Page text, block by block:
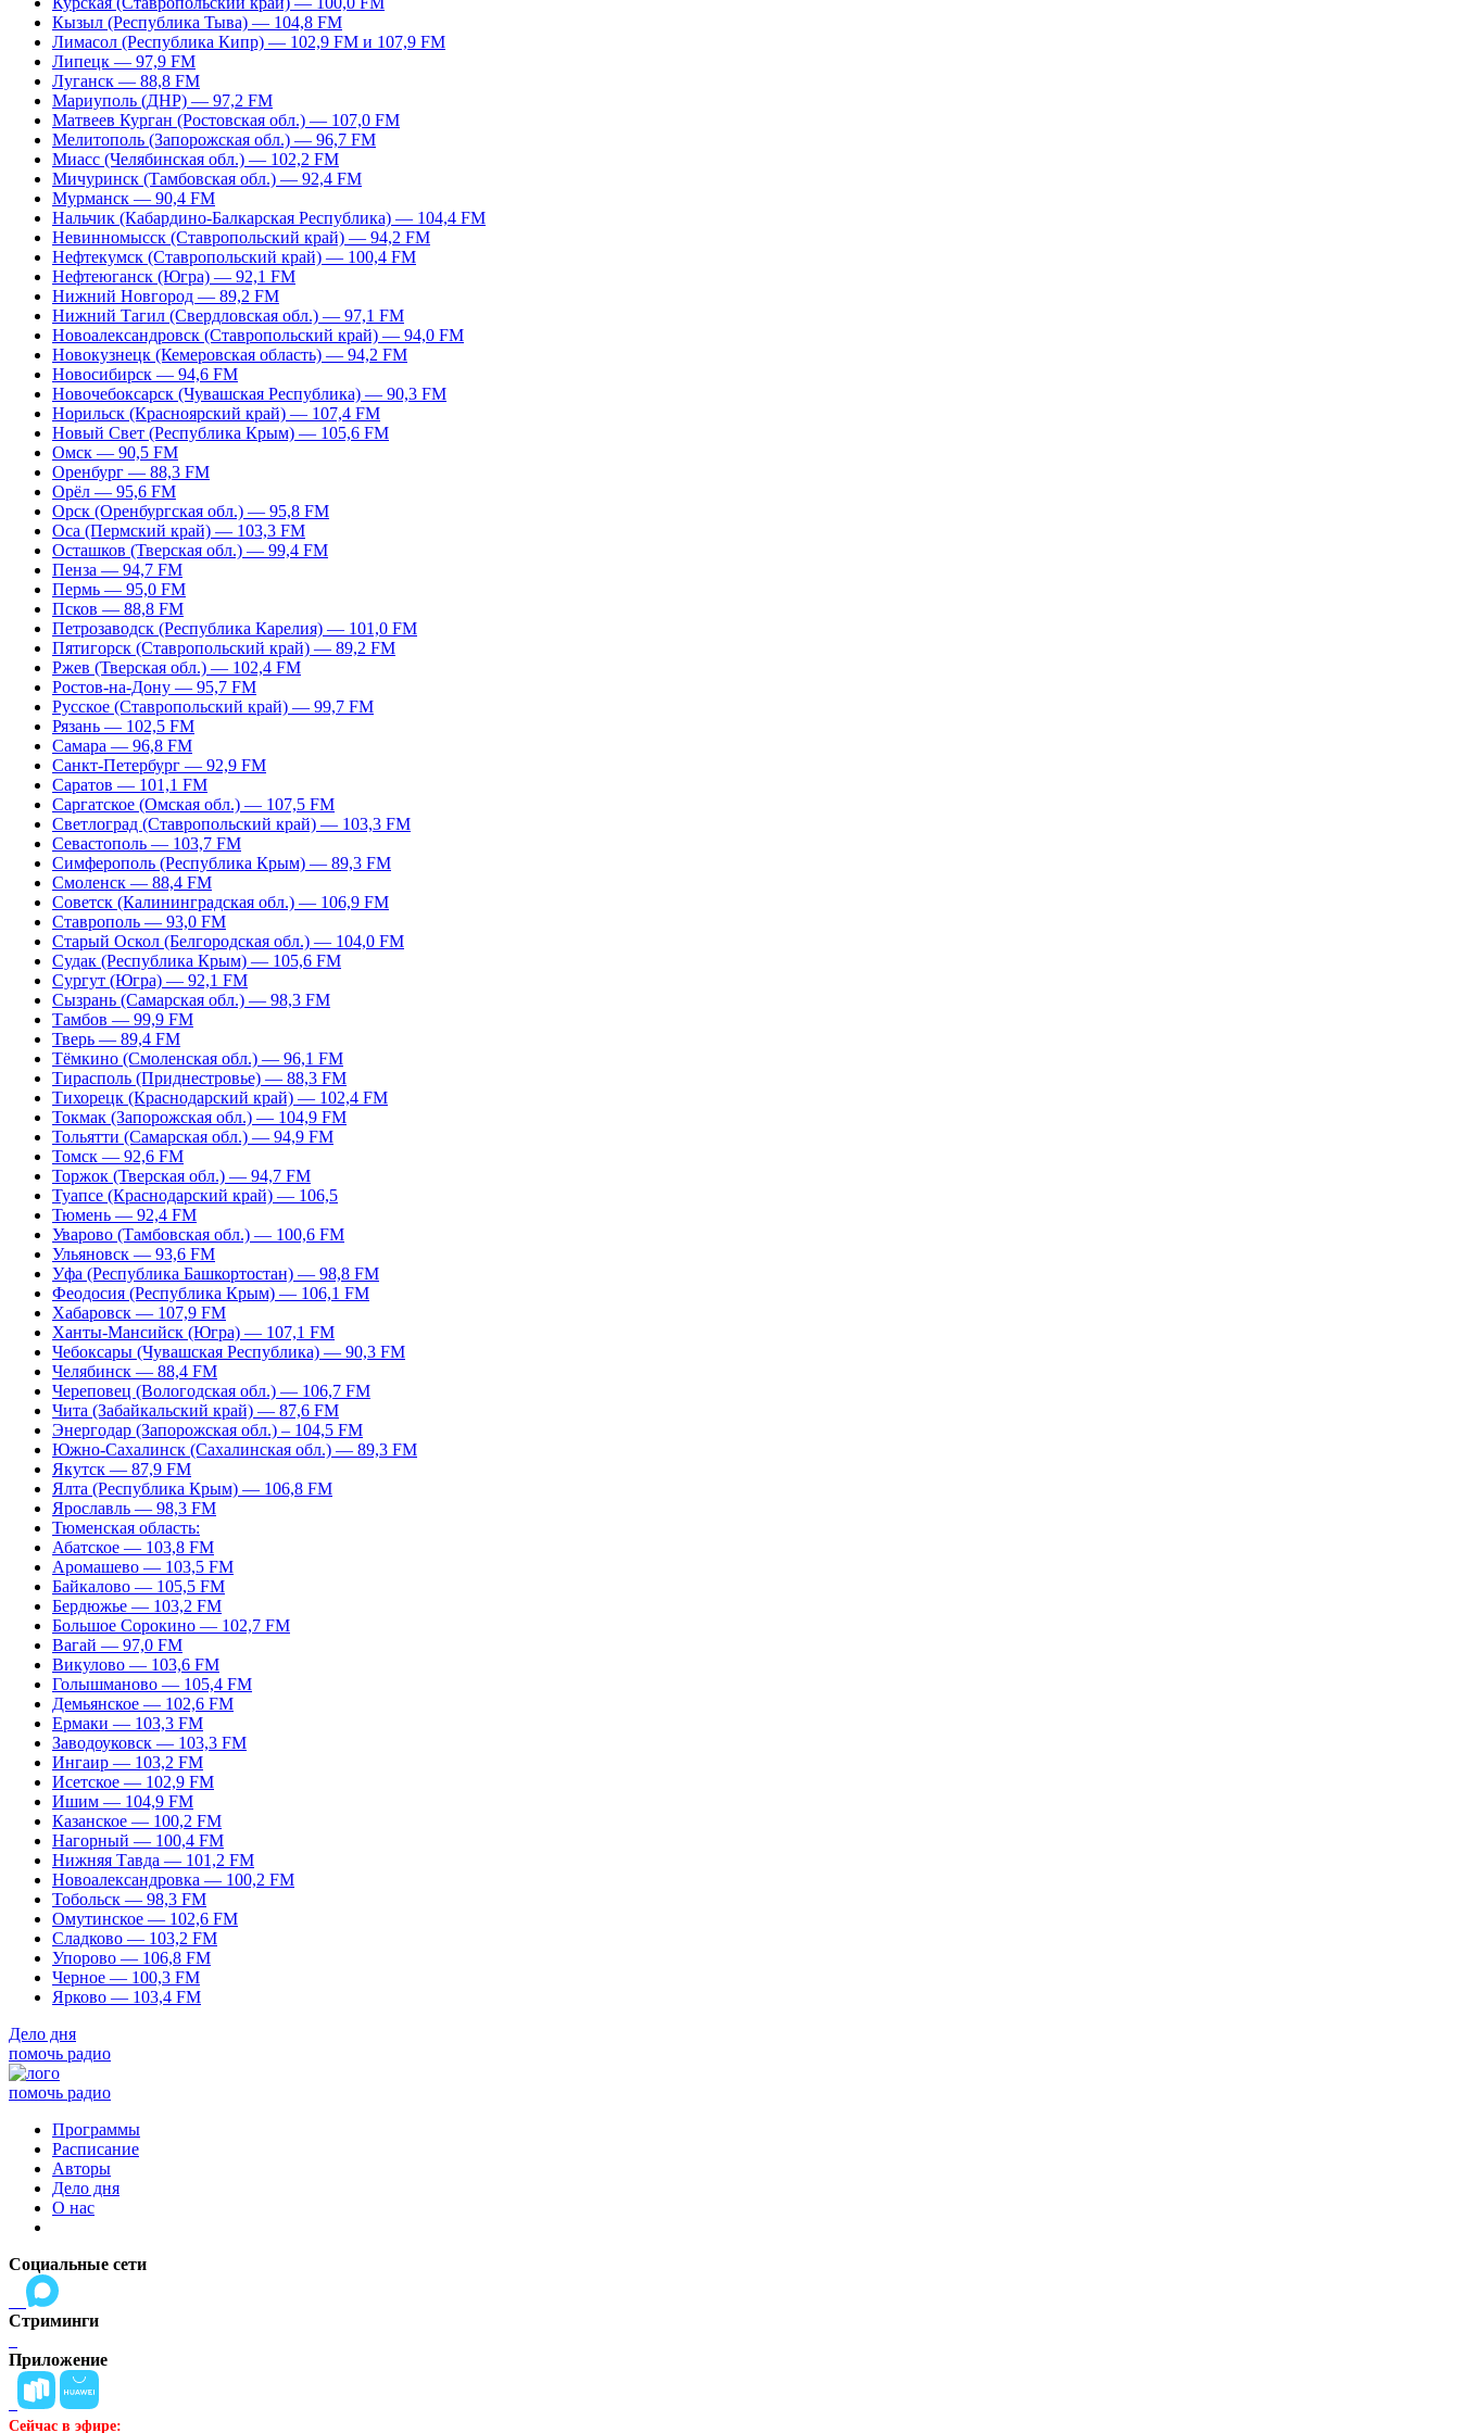
Кызыл (Республика Тыва) — 104,8 FM
Лимасол (Республика Кипр) — 102,9 FM и 107,9 FM
Липецк — 97,9 FM
Луганск — 88,8 FM
Мариуполь (ДНР) — 97,2 FM
Матвеев Курган (Ростовская обл.) — 107,0 FM
Мелитополь (Запорожская обл.) — 96,7 FM
Миасс (Челябинская обл.) — 102,2 FM
Мичуринск (Тамбовская обл.) — 92,4 FM
Мурманск — 90,4 FM
Нальчик (Кабардино-Балкарская Республика) — 104,4 FM
Невинномысск (Ставропольский край) — 94,2 FM
Нефтекумск (Ставропольский край) — 100,4 FM
Нефтеюганск (Югра) — 92,1 FM
Нижний Новгород — 89,2 FM
Нижний Тагил (Свердловская обл.) — 97,1 FM
Новоалександровск (Ставропольский край) — 94,0 FM
Новокузнецк (Кемеровская область) — 94,2 FM
Новосибирск — 94,6 FM
Новочебоксарск (Чувашская Республика) — 90,3 FM
Норильск (Красноярский край) — 107,4 FM
Новый Свет (Республика Крым) — 105,6 FM
Омск — 90,5 FM
Оренбург — 88,3 FM
Орёл — 95,6 FM
Орск (Оренбургская обл.) — 95,8 FM
Оса (Пермский край) — 103,3 FM
Осташков (Тверская обл.) — 99,4 FM
Пенза — 94,7 FM
Пермь — 95,0 FM
Псков — 88,8 FM
Петрозаводск (Республика Карелия) — 101,0 FM
Пятигорск (Ставропольский край) — 89,2 FM
Ржев (Тверская обл.) — 102,4 FM
Ростов-на-Дону — 95,7 FM
Русское (Ставропольский край) — 99,7 FM
Рязань — 102,5 FM
Самара — 96,8 FM
Санкт-Петербург — 92,9 FM
Саратов — 101,1 FM
Саргатское (Омская обл.) — 107,5 FM
Светлоград (Ставропольский край) — 103,3 FM
Севастополь — 103,7 FM
Симферополь (Республика Крым) — 89,3 FM
Смоленск — 88,4 FM
Советск (Калининградская обл.) — 106,9 FM
Ставрополь — 93,0 FM
Старый Оскол (Белгородская обл.) — 104,0 FM
Судак (Республика Крым) — 105,6 FM
Сургут (Югра) — 92,1 FM
Сызрань (Самарская обл.) — 98,3 FM
Тамбов — 99,9 FM
Тверь — 89,4 FM
Тёмкино (Смоленская обл.) — 96,1 FM
Тирасполь (Приднестровье) — 88,3 FM
Тихорецк (Краснодарский край) — 102,4 FM
Токмак (Запорожская обл.) — 104,9 FM
Тольятти (Самарская обл.) — 94,9 FM
Томск — 92,6 FM
Торжок (Тверская обл.) — 94,7 FM
Туапсе (Краснодарский край) — 106,5
Тюмень — 92,4 FM
Уварово (Тамбовская обл.) — 100,6 FM
Ульяновск — 93,6 FM
Уфа (Республика Башкортостан) — 98,8 FM
Феодосия (Республика Крым) — 106,1 FM
Хабаровск — 107,9 FM
Ханты-Мансийск (Югра) — 107,1 FM
Чебоксары (Чувашская Республика) — 90,3 FM
Челябинск — 88,4 FM
Череповец (Вологодская обл.) — 106,7 FM
Чита (Забайкальский край) — 87,6 FM
Энергодар (Запорожская обл.) – 104,5 FM
Южно-Сахалинск (Сахалинская обл.) — 89,3 FM
Якутск — 87,9 FM
Ялта (Республика Крым) — 106,8 FM
Ярославль — 98,3 FM
Тюменская область:
Абатское — 103,8 FM
Аромашево — 103,5 FM
Байкалово — 105,5 FM
Бердюжье — 103,2 FM
Большое Сорокино — 102,7 FM
Вагай — 97,0 FM
Викулово — 103,6 FM
Голышманово — 105,4 FM
Демьянское — 102,6 FM
Ермаки — 103,3 FM
Заводоуковск — 103,3 FM
Ингаир — 103,2 FM
Исетское — 102,9 FM
Ишим — 104,9 FM
Казанское — 100,2 FM
Нагорный — 100,4 FM
Нижняя Тавда — 101,2 FM
Новоалександровка — 100,2 FM
Тобольск — 98,3 FM
Омутинское — 102,6 FM
Сладково — 103,2 FM
Упорово — 106,8 FM
Черное — 100,3 FM
Ярково — 103,4 FM
Дело дня
помочь радио
помочь радио
Программы
Расписание
Авторы
Дело дня
О нас
Социальные сети
Стриминги
Приложение
Сейчас в эфире: